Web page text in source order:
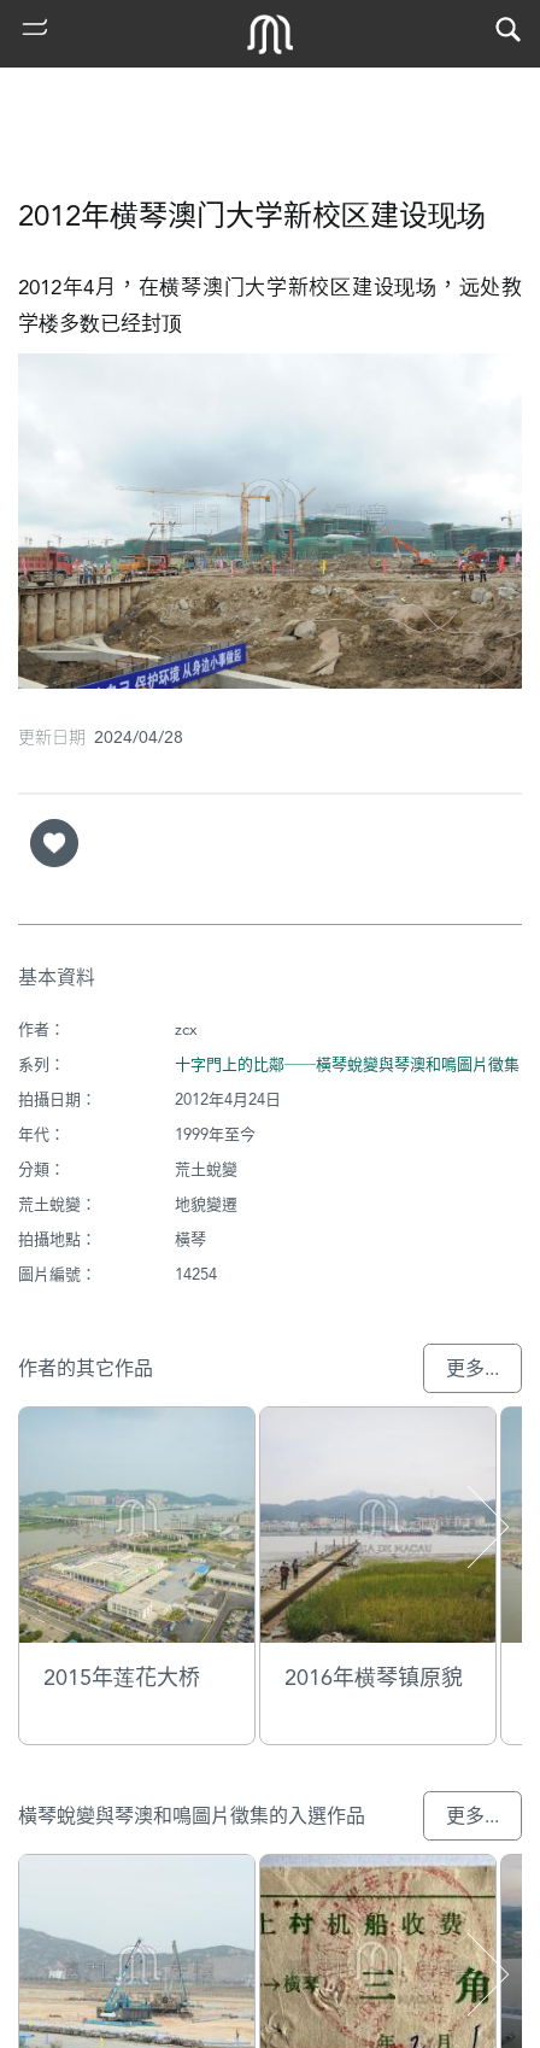
地
圖
媽
閣
廟
街
2012年横琴澳门大学新校区建设现场
2012年4月，在横琴澳门大学新校区建设现场，远处教
学楼多数已经封顶
更新日期 2024/04/28
基本資料
作者：
zcx
系列：
十字門上的比鄰──橫琴蛻變與琴澳和鳴圖片徵集
拍攝日期：
2012年4月24日
年代：
1999年至今
分類：
荒土蛻變
荒土蛻變：
地貌變遷
拍攝地點：
橫琴
圖片編號：
14254
作者的其它作品 更多...
2015年莲花大桥 2016年横琴镇原貌
橫琴蛻變與琴澳和鳴圖片徵集的入選作品 更多...